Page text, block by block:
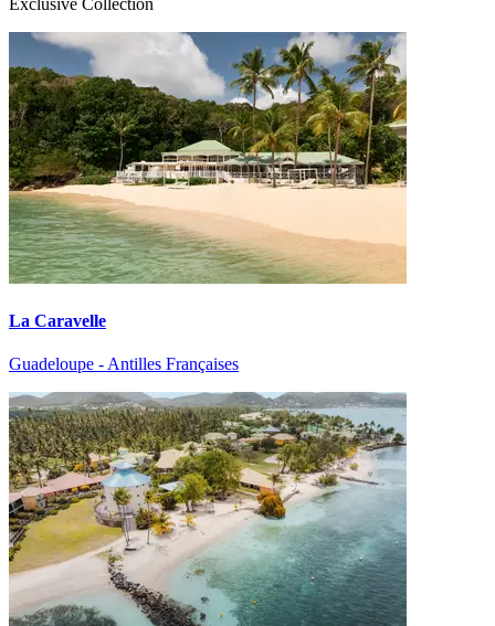
La Caravelle
Guadeloupe - Antilles Françaises